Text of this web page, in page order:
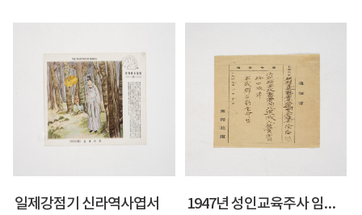
일제강점기 신라역사엽서 1947년 성인교육주사 임명 통지서